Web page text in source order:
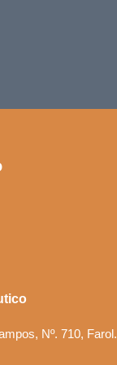
Nº. 710, Farol.